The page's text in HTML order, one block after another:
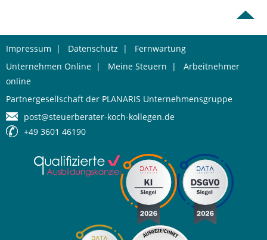
Impressum | Datenschutz | Fernwartung
Unternehmen Online | Meine Steuern | Arbeitnehmer
online
Partnergesellschaft der PLANARIS Unternehmensgruppe
post@steuerberater-koch-kollegen.de
+49 3601 46190